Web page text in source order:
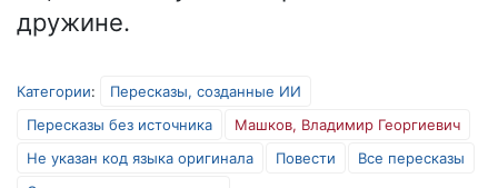
дружине.
Категории:
Пересказы, созданные ИИ
Пересказы без источника
Машков, Владимир Георгиевич
Не указан код языка оригинала
Повести
Все пересказы